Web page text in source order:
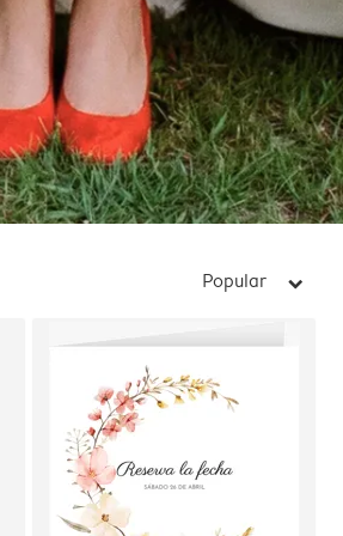
Popular arrow_right